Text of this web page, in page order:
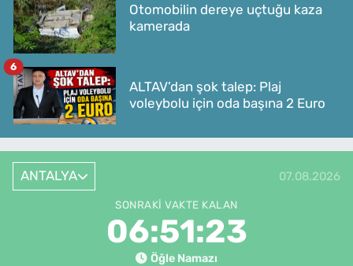
Otomobilin dereye uçtuğu kaza
kamerada
ALTAV’dan şok talep: Plaj
voleybolu için oda başına 2 Euro
6
ANTALYA 07.08.2026
SONRAKI VAKTE KALAN
06:51:23
Öğle Namazı